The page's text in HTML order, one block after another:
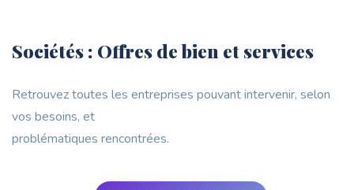
Sociétés : Offres de bien et services
Retrouvez toutes les entreprises pouvant intervenir, selon
vos besoins, et
problématiques rencontrées.